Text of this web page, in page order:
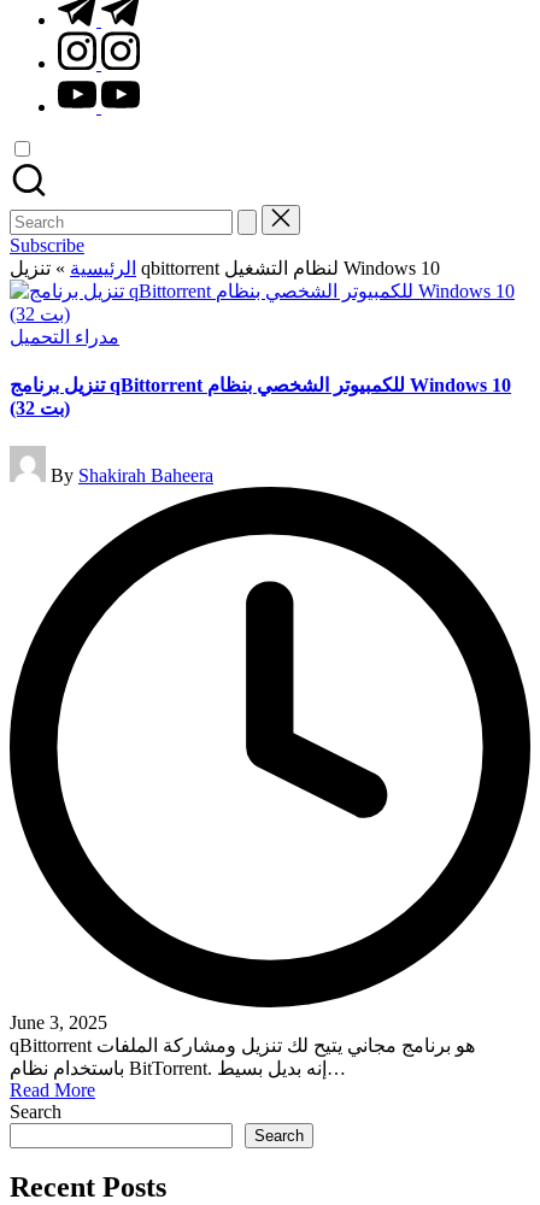
instagram.com
youtube.com
Search
for:
Subscribe
الرئيسية » تنزيل qbittorrent لنظام التشغيل Windows 10
Posted
مدراء التحميل
تنزيل برنامج qBittorrent للكمبيوتر الشخصي بنظام Windows 10
(32 بت)
Posted
by
By Shakirah Baheera
June 3, 2025
qBittorrent هو برنامج مجاني يتيح لك تنزيل ومشاركة الملفات
باستخدام نظام BitTorrent. إنه بديل بسيط…
Read More
Search
Search
Recent Posts